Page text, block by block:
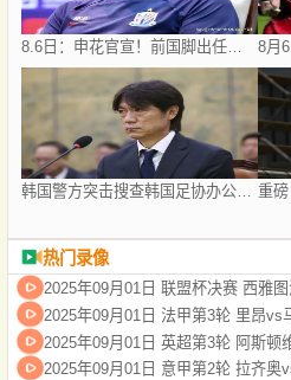
韩国警方突击搜查韩国足协办公室 调查洪明甫任命违规问题
热门录像
2025年09月01日 联盟杯决赛 西雅
2025年09月01日 法甲第3轮 里昂vs
2025年09月01日 英超第3轮 阿斯顿
2025年09月01日 意甲第2轮 拉齐奥